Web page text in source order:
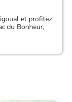
et profitez
du Bonheur,